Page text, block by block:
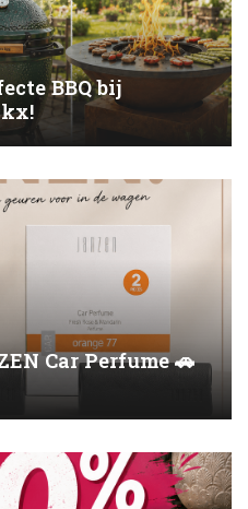
BBQ bij
Car Perfume 🚗